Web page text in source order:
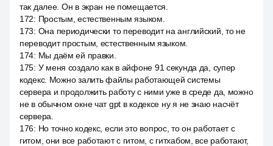
так далее. Он в экран не помещается.
172: Простым, естественным языком.
173: Она периодически то переводит на английский, то не
переводит простым, естественным языком.
174: Мы даём ей правки.
175: У меня создало как в айфоне 91 секунда да, супер
кодекс. Можно залить файлы работающей системы
сервера и продолжить работу с ними уже в среде да, можно
не в обычном окне чат gpt в кодексе ну я не знаю насчёт
сервера.
176: Но точно кодекс, если это вопрос, то он работает с
гитом, они все работают с гитом, с гитхабом, все работают,